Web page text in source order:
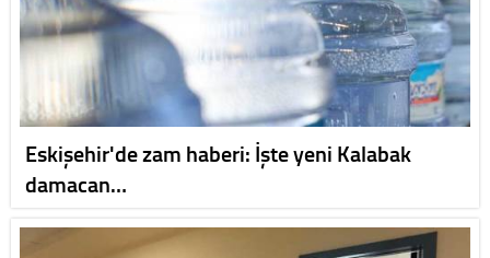
Eskişehir'de zam haberi: İşte yeni Kalabak
damacan…